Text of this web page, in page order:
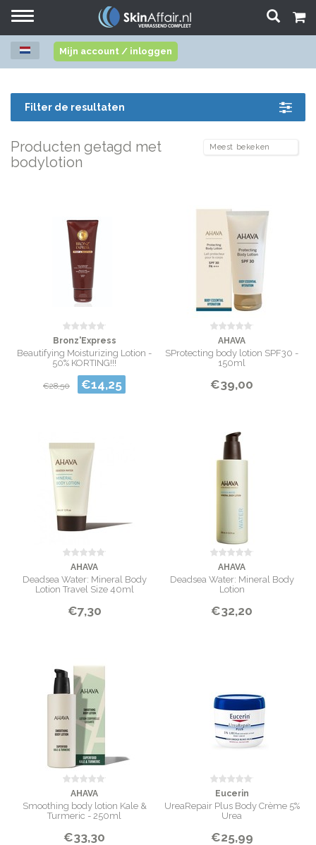
Toggle
Mijn account / inloggen
Filter de resultaten
Producten getagd met
bodylotion
Bronz'Express
Beautifying Moisturizing Lotion -
50% KORTING!!!
€28,50 €14,25
AHAVA
SProtecting body lotion SPF30 -
150ml
€39,00
AHAVA
Deadsea Water: Mineral Body
Lotion Travel Size 40ml
€7,30
AHAVA
Deadsea Water: Mineral Body
Lotion
€32,20
AHAVA
Smoothing body lotion Kale &
Turmeric - 250ml
€33,30
Eucerin
UreaRepair Plus Body Crème 5%
Urea
€25,99